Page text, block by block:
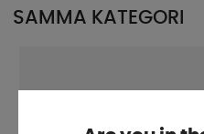
SAMMA KATEGORI